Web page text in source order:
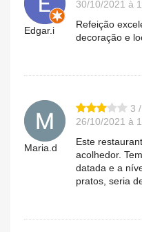
Edgar.i
30/10/2021 à
Refeição
decoração e
Maria.d
3
26/10/2021 à
Este
acolhedor.
datada e a
pratos, seria